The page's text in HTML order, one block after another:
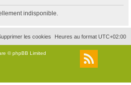
r
c
r
indisponible.
Heures au format UTC+02:00
les cookies
© phpBB Limited